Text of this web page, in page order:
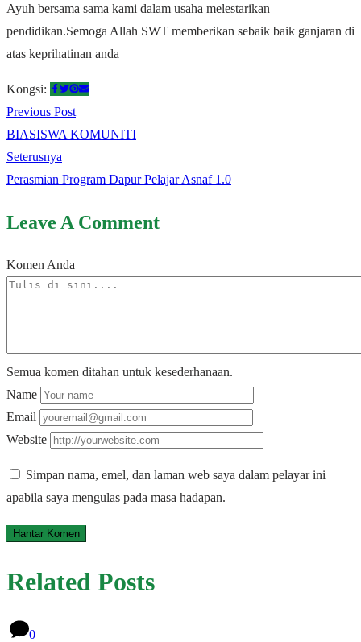
Ayuh bersama sama kami dalam usaha melestarikan
pendidikan.Semoga Allah SWT memberikan sebaik baik ganjaran di
atas keprihatinan anda
Kongsi:
Previous Post
BIASISWA KOMUNITI
Seterusnya
Perasmian Program Dapur Pelajar Asnaf 1.0
Leave A Comment
Komen Anda
Semua komen ditahan untuk kesederhanaan.
Name
Email
Website
Simpan nama, emel, dan laman web saya dalam pelayar ini
apabila saya mengulas pada masa hadapan.
Related Posts
0